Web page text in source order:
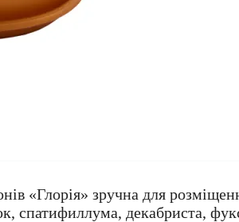
«Глорія» зручна для
спатифиллума, декабриста,